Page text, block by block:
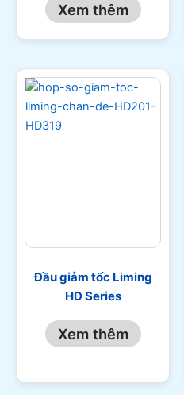
Xem thêm
Đầu giảm tốc Liming
HD Series
Xem thêm